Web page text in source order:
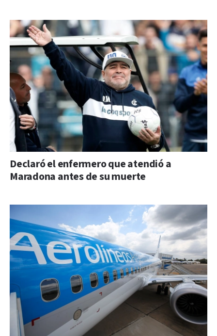
Declaró el enfermero que atendió a
Maradona antes de su muerte